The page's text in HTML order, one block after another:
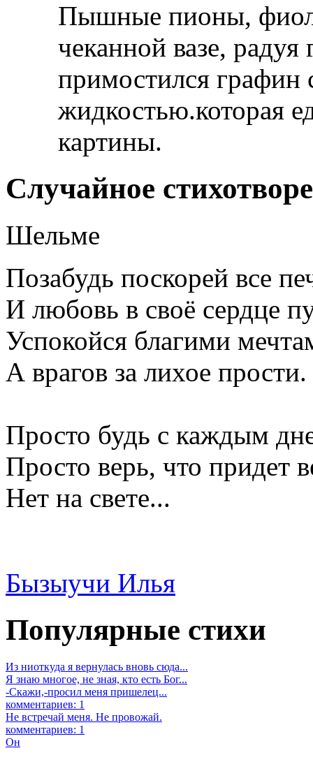
Пышные пионы,
чеканной вазе,
примостился графин
жидкостью.которая
картины.
Случайное
Шельме
Позабудь поскорей все
И любовь в своё сердце
Успокойся благими
А врагов за лихое прости.
Просто будь с каждым
Просто верь, что придет
Нет на свете...
Бызыучи Илья
Популярные стихи
Из ниоткуда я вернулась вновь сюда...
Я знаю многое, не зная, кто есть Бог...
-Скажи,-просил меня пришелец...
комментариев: 1
Не встречай меня. Не провожай.
комментариев: 1
Он